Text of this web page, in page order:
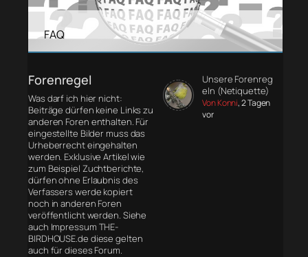
FAQ
Forenregel
Was darf ich hier nicht:
Beiträge dürfen keine Links zu
anderen Foren enthalten. Für
eingestellte Bilder muss das
Urheberrecht eingehalten
werden. Exklusive Artikel wie
zum Beispiel Zuchtberichte,
dürfen ohne Erlaubnis des
Verfassers werde kopiert
noch in anderen Foren
veröffentlicht werden. Siehe
auch Impressum THE-
BIRDHOUSE.de diese gelten
auch für dieses Forum.
Unsere Forenreg
eln (Netiquette)
Von Konni, 2 Tagen
vor